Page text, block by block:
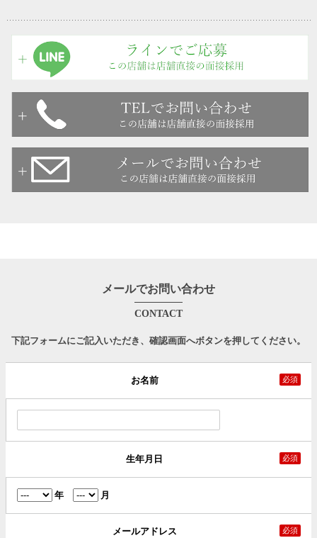
メールでお問い合わせ
CONTACT
下記フォームにご記入いただき、確認画面へボタンを押してください。
お名前 必須
生年月日 必須
年 月
メールアドレス 必須